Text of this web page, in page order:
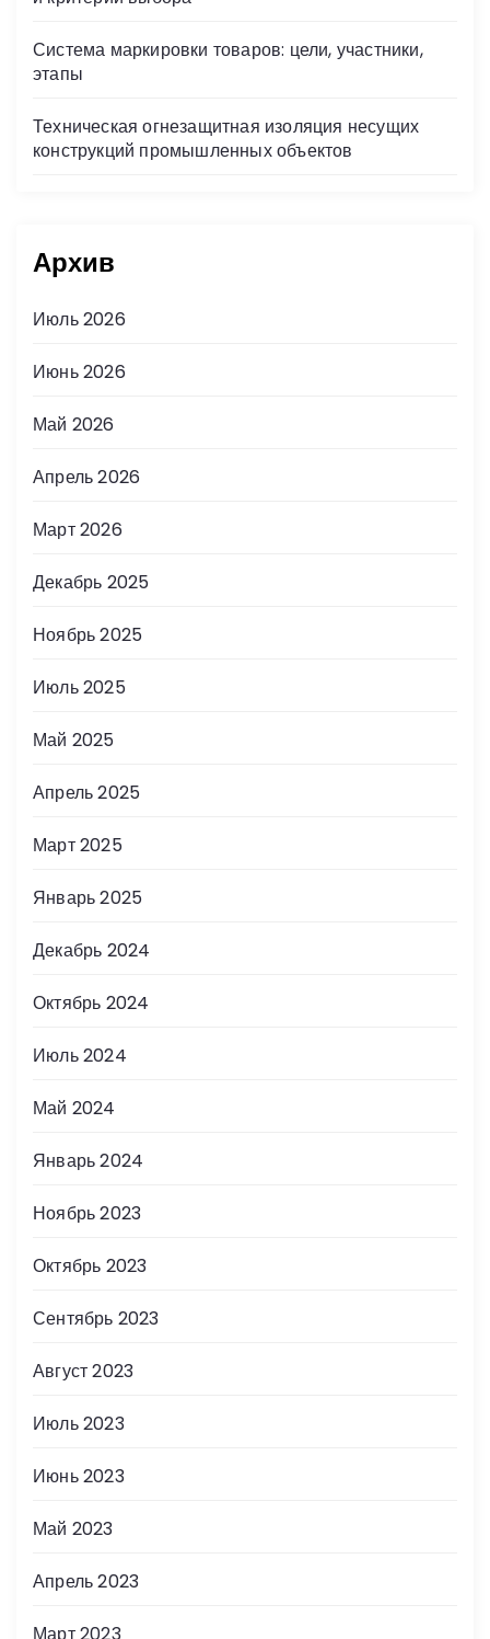
Система маркировки товаров: цели, участники,
этапы
Техническая огнезащитная изоляция несущих
конструкций промышленных объектов
Архив
Июль 2026
Июнь 2026
Май 2026
Апрель 2026
Март 2026
Декабрь 2025
Ноябрь 2025
Июль 2025
Май 2025
Апрель 2025
Март 2025
Январь 2025
Декабрь 2024
Октябрь 2024
Июль 2024
Май 2024
Январь 2024
Ноябрь 2023
Октябрь 2023
Сентябрь 2023
Август 2023
Июль 2023
Июнь 2023
Май 2023
Апрель 2023